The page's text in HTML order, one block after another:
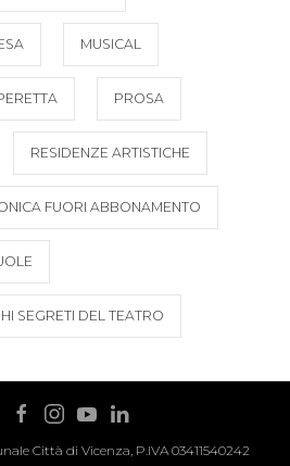
MUSICAL
PROSA
RESIDENZE ARTISTICHE
FUORI ABBONAMENTO
SEGRETI DEL TEATRO
Città di Vicenza, P.IVA 03411540242